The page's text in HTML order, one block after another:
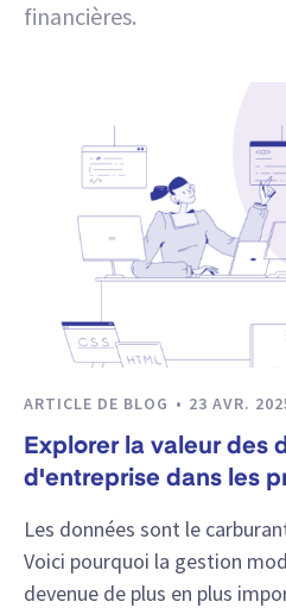
financières.
ARTICLE DE BLOG 23 AVR.
Explorer la valeur des
d'entreprise dans les
Les données sont le
Voici pourquoi la gestion
devenue de plus en plus